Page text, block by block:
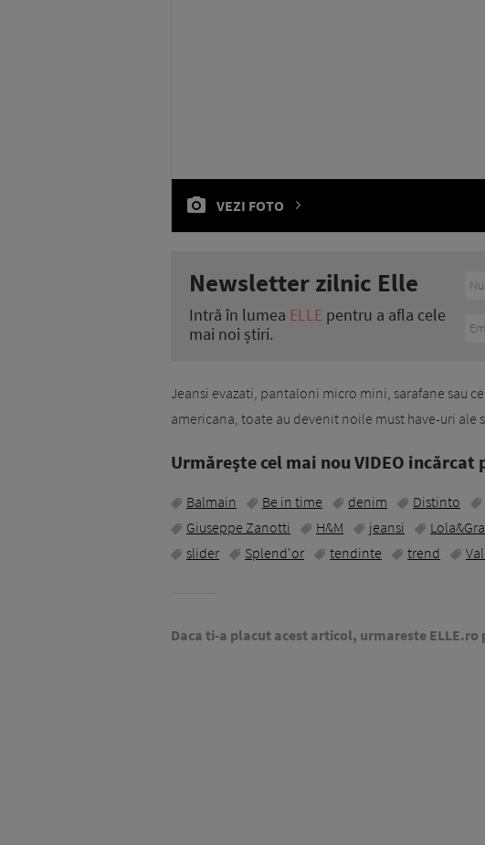
VEZI FOTO
Newsletter zilnic Elle
Intră în lumea ELLE pentru a afla cele
mai noi știri.
Jeansi evazati, pantaloni micro mini, sarafane sau
americana, toate au devenit noile must have-uri ale
Urmăreşte cel mai nou VIDEO incărcat
Balmain Be in time denim Distinto
Giuseppe Zanotti
H&M jeansi
slider
Splend'or tendinte trend
Daca ti-a placut acest articol, urmareste ELLE.ro